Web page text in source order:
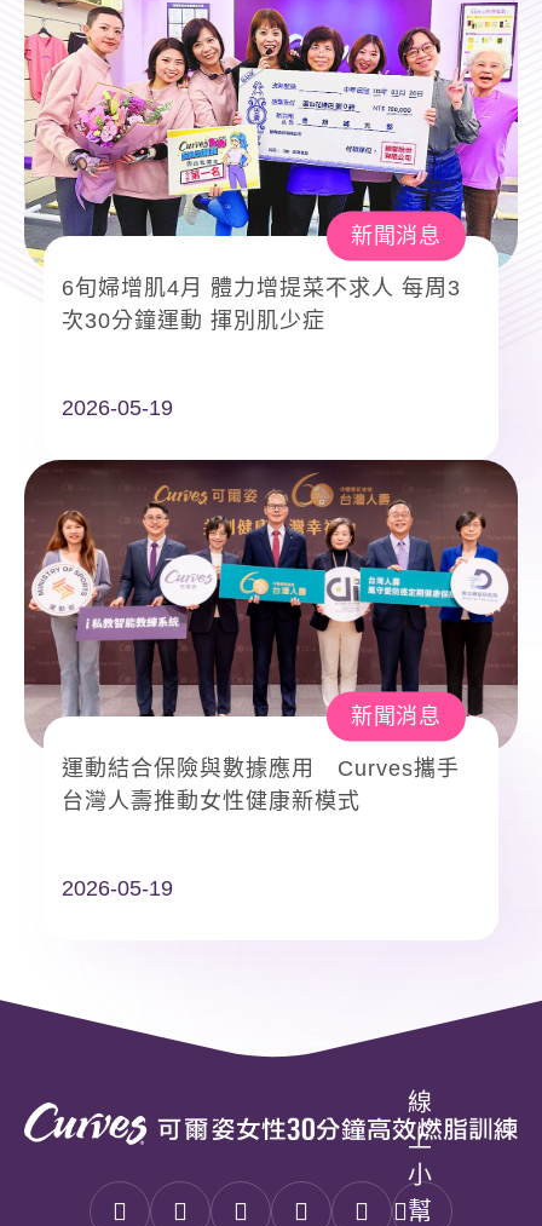
新聞消息
6旬婦增肌4月 體力增提菜不求人 每周3
次30分鐘運動 揮別肌少症
2026-05-19
新聞消息
運動結合保險與數據應用 Curves攜手
台灣人壽推動女性健康新模式
2026-05-19
線
上
小
幫